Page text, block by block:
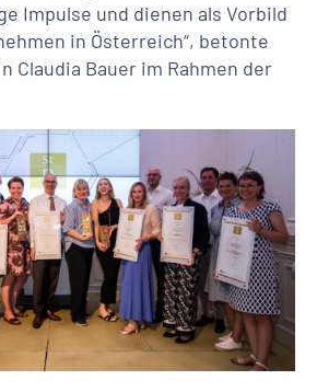
Impulse und dienen als Vorbild
in Österreich“, betonte
Claudia Bauer im Rahmen der